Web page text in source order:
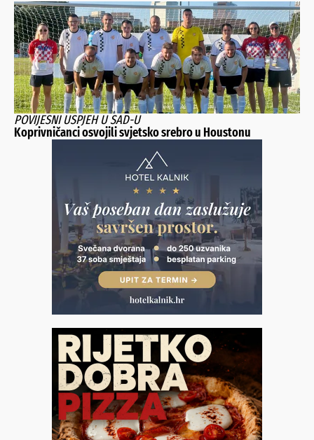
POVIJESNI USPJEH U SAD-U
Koprivničanci osvojili svjetsko srebro u Houstonu